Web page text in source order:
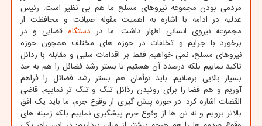
مردمی بودن مجموعه نیروهای مسلح ما هم بی نظیر است. رئیس
عدلیه در ادامه با اشاره به اهمیت مقوله صیانت و محافظت از
مجموعه نیروی انسانی اظهار داشت: ما در دستگاه قضایی و در
برخورد با جرایم و تخلفات در حوزه های مختلف همچون حوزه
نیروهای مسلح، نمی خواهیم فقط بر اقدامات سلبی و مقابله با رذائل
تاکید نماییم بلکه درصدد آن هستیم تا بستر رشد فضائل را هم به حد
بسیار بالایی برسانیم. باید توأمان هم بستر رشد فضائل را فراهم
آوریم و هم فضا را برای روئیدن رذائل تنگ و تنگ تر نماییم. قاضی
القضات اشاره کرد: در حوزه پیش گیری از وقوع جرم، ما باید یک افق
بالاتر برویم و نه تن ها از وقوع جرم پیشگیری نماییم بلکه زمینه های